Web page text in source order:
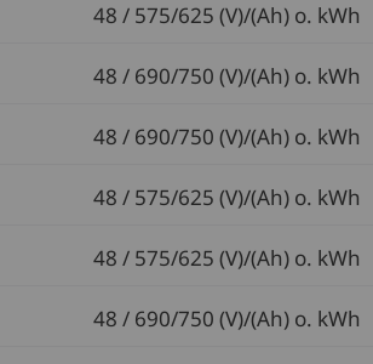
48 / 575/625 (V)/(Ah) o. kWh
48 / 690/750 (V)/(Ah) o. kWh
48 / 690/750 (V)/(Ah) o. kWh
48 / 575/625 (V)/(Ah) o. kWh
48 / 575/625 (V)/(Ah) o. kWh
48 / 690/750 (V)/(Ah) o. kWh